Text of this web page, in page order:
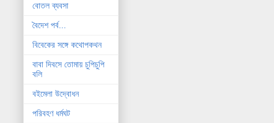
বোতল ব্যবসা
বৈদেশ পর্ব...
বিবেকের সঙ্গে কথোপকথন
বাবা দিবসে তোমায় চুপিচুপি
বলি
বইমেলা উদ্বোধন
পরিবহণ ধর্মঘট